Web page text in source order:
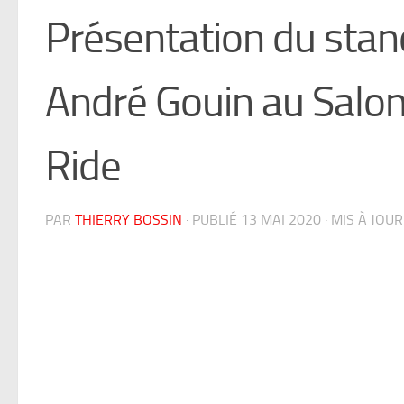
Présentation du
André Gouin au
Ride
PAR THIERRY BOSSIN · PUBLIÉ 13 MAI 2020 · MIS À JOUR